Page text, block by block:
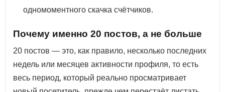
одномоментного скачка счётчиков.
Почему именно 20 постов, а не больше
20 постов — это, как правило, несколько последних
недель или месяцев активности профиля, то есть
весь период, который реально просматривает